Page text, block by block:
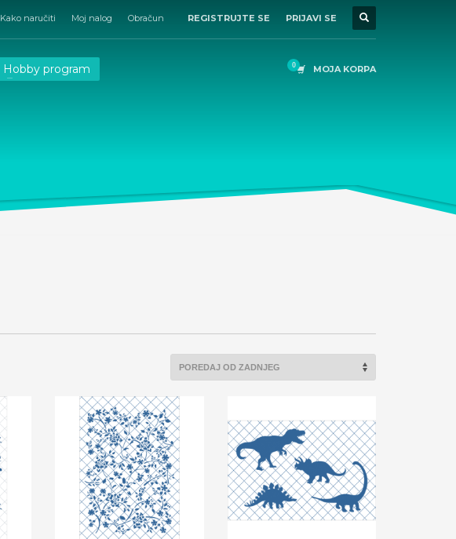
Kako naručiti Moj nalog Obračun REGISTRUJTE SE PRIJAVI SE
Hobby program MOJA KORPA